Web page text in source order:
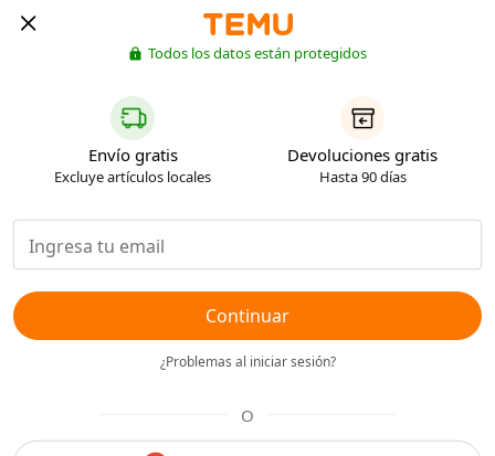
Todos los datos están protegidos
Envío gratis
Excluye artículos locales
Devoluciones gratis
Hasta 90 días
Continuar
¿Problemas al iniciar sesión?
O